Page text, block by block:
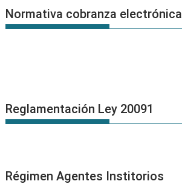
Normativa cobranza electrónica
Reglamentación Ley 20091
Régimen Agentes Institorios